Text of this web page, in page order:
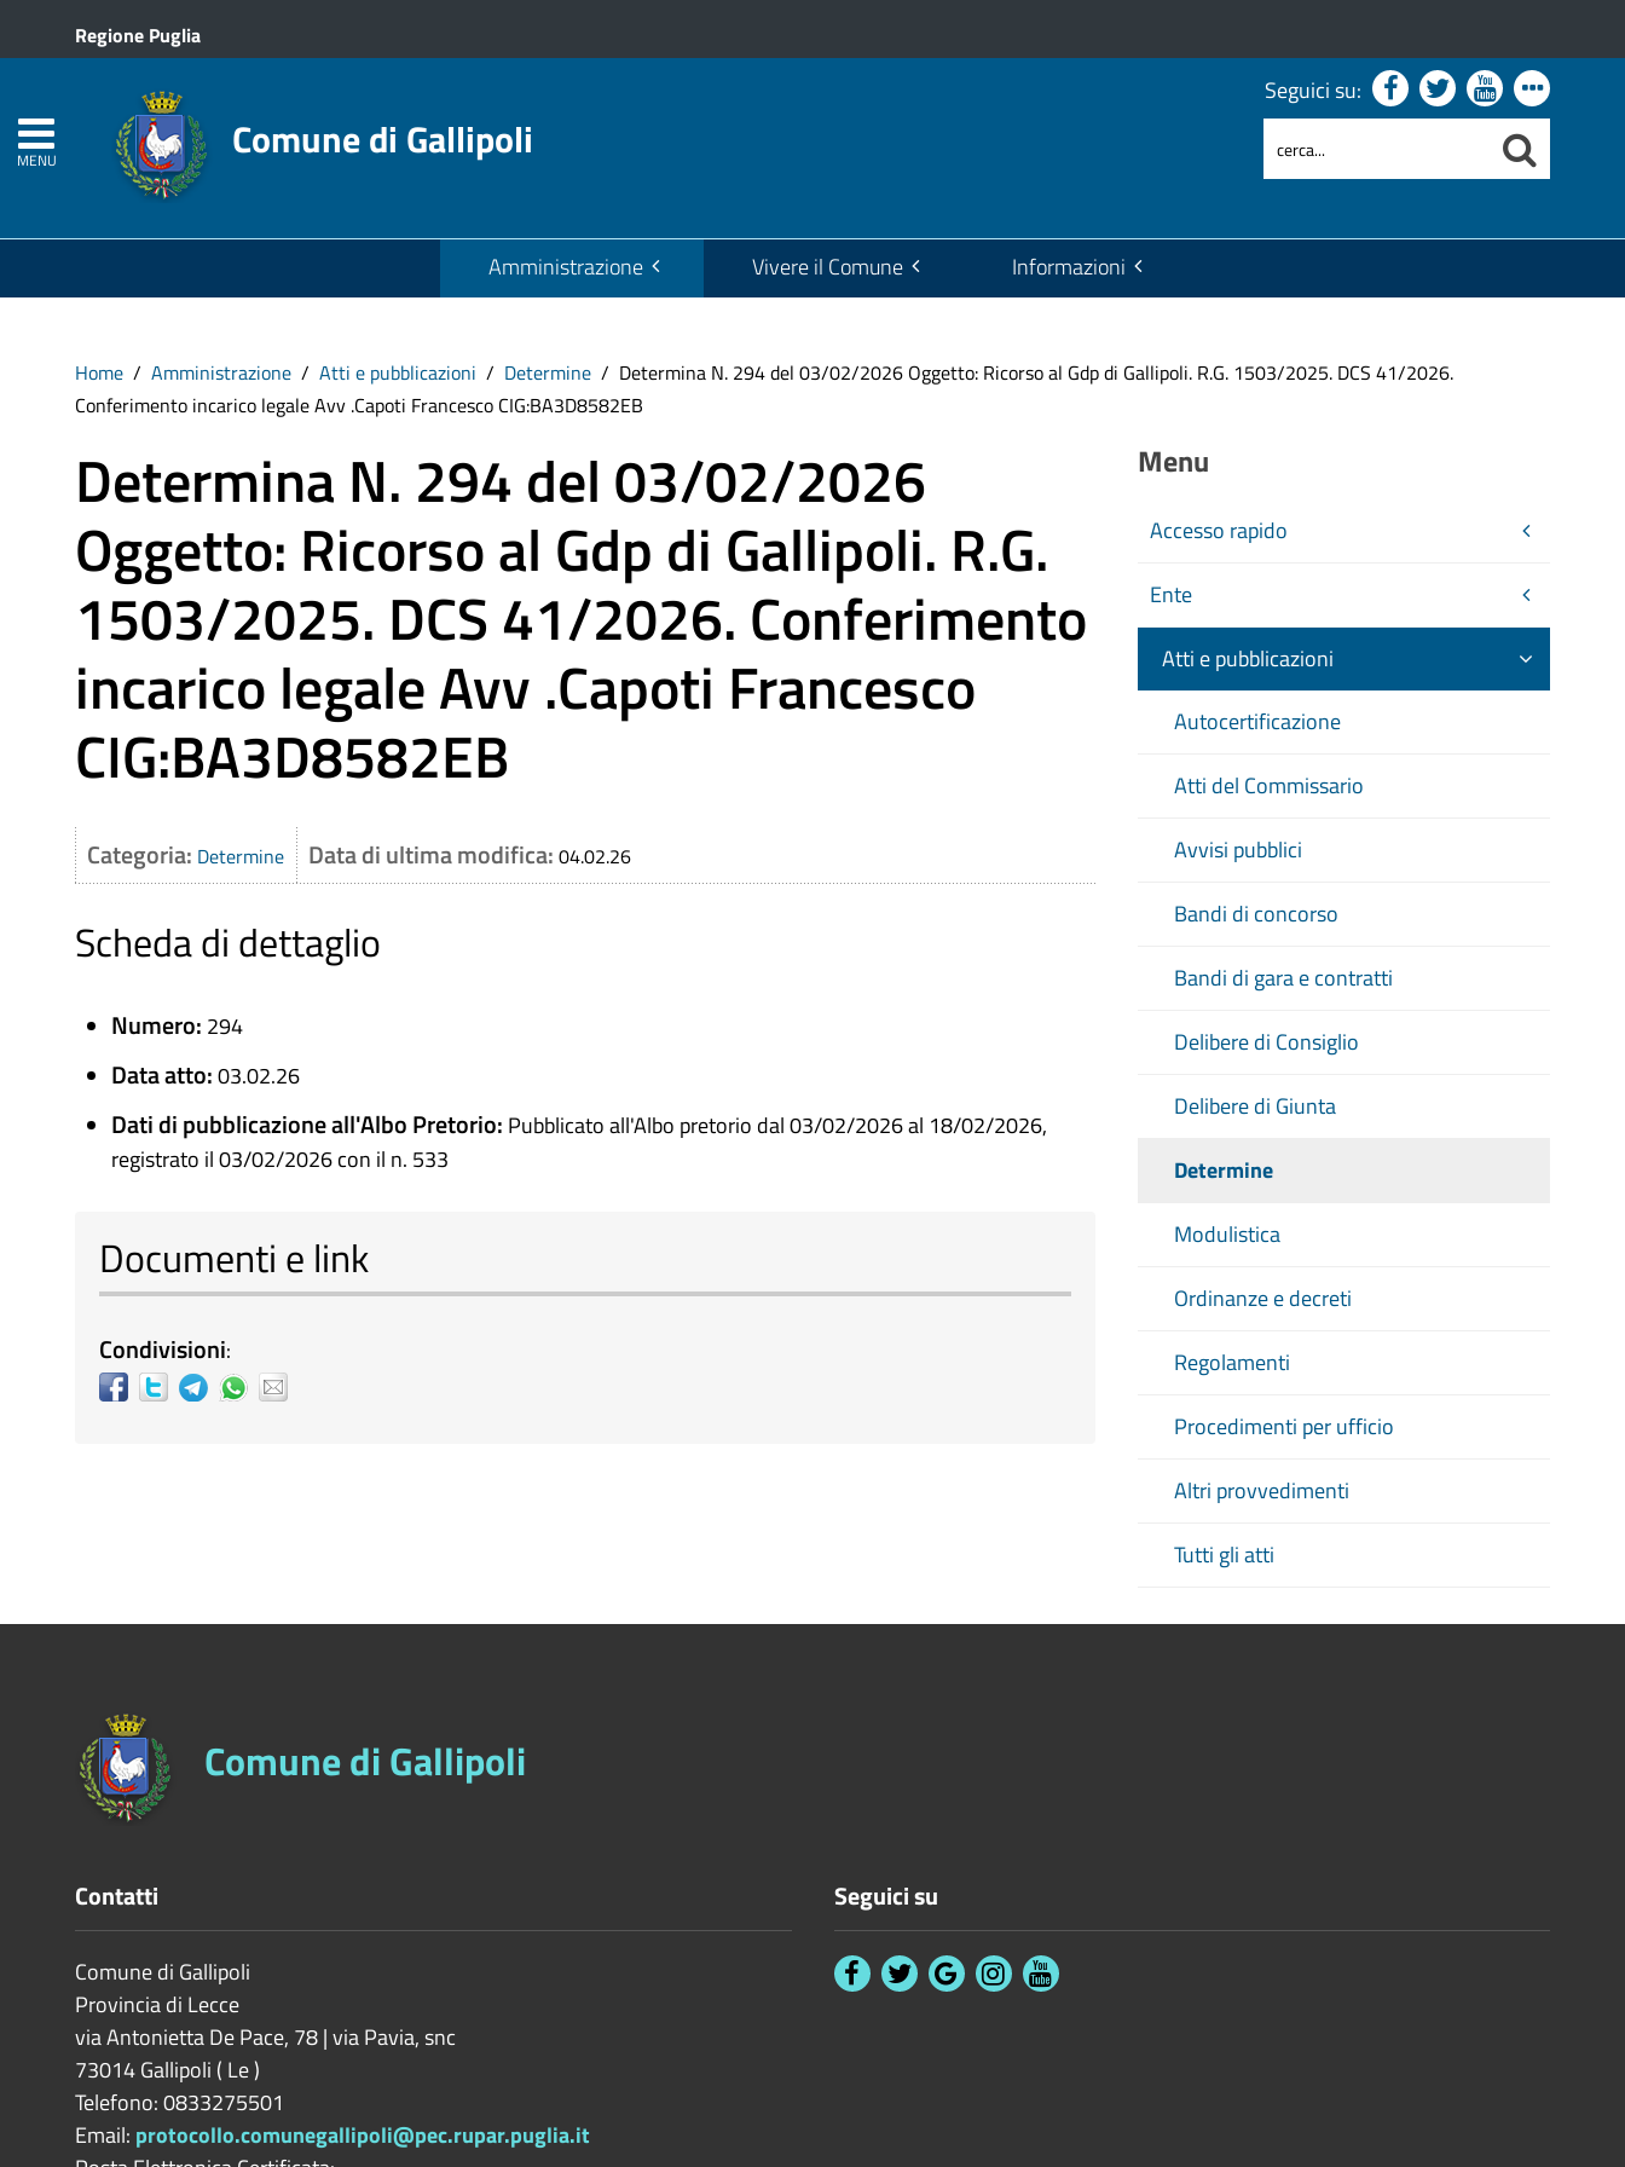
Regione Puglia
MENU Comune di Gallipoli
Seguici su:
Amministrazione Vivere il Comune Informazioni
Home Amministrazione Atti e pubblicazioni Determine
Determina N. 294 del 03/02/2026 Oggetto: Ricorso al Gdp di Gallipoli. R.G. 1503/2025. DCS 41/2026.
Conferimento incarico legale Avv .Capoti Francesco CIG:BA3D8582EB
Determina N. 294 del 03/02/2026
Oggetto: Ricorso al Gdp di Gallipoli. R.G.
1503/2025. DCS 41/2026. Conferimento
incarico legale Avv .Capoti Francesco
CIG:BA3D8582EB
Categoria: Determine Data di ultima modifica: 04.02.26
Scheda di dettaglio
Numero: 294
Data atto:03.02.26
Dati di pubblicazione all'Albo Pretorio: Pubblicato all'Albo pretorio dal 03/02/2026 al 18/02/2026,
registrato il 03/02/2026 con il n. 533
Documenti e link
Condivisioni:
Menu
Accesso rapido
Ente
Atti e pubblicazioni
Autocertificazione
Atti del Commissario
Avvisi pubblici
Bandi di concorso
Bandi di gara e contratti
Delibere di Consiglio
Delibere di Giunta
Determine
Modulistica
Ordinanze e decreti
Regolamenti
Procedimenti per ufficio
Altri provvedimenti
Tutti gli atti
Comune di Gallipoli
Contatti
Comune di Gallipoli
Provincia di Lecce
via Antonietta De Pace, 78 | via Pavia, snc
73014Gallipoli ( Le)
Telefono: 0833275501
Email: protocollo.comunegallipoli@pec.rupar.puglia.it
Seguici su